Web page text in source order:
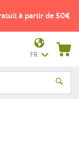
à partir de 50€
FR